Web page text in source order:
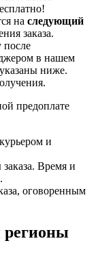
на следующий
заказа.
после
в нашем
ниже.
предоплате
и
Время и
оговоренным
регионы